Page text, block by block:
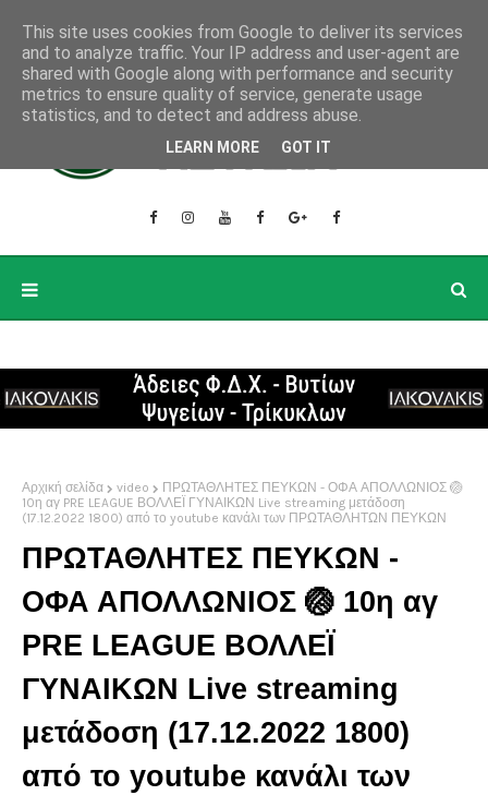
Αρχική σελίδα video
ΠΡΩΤΑΘΛΗΤΕΣ ΠΕΥΚΩΝ - ΟΦΑ ΑΠΟΛΛΩΝΙΟΣ 🏐
10η αγ PRE LEAGUE ΒΟΛΛΕΪ ΓΥΝΑΙΚΩΝ Live streaming μετάδοση
(17.12.2022 1800) από το youtube κανάλι των ΠΡΩΤΑΘΛΗΤΩΝ ΠΕΥΚΩΝ
ΠΡΩΤΑΘΛΗΤΕΣ ΠΕΥΚΩΝ -
ΟΦΑ ΑΠΟΛΛΩΝΙΟΣ 🏐 10η αγ
PRE LEAGUE ΒΟΛΛΕΪ
ΓΥΝΑΙΚΩΝ Live streaming
μετάδοση (17.12.2022 1800)
από το youtube κανάλι των
This site uses cookies from Google to deliver its services
and to analyze traffic. Your IP address and user-agent are
shared with Google along with performance and security
metrics to ensure quality of service, generate usage
statistics, and to detect and address abuse.
LEARN MORE GOT IT